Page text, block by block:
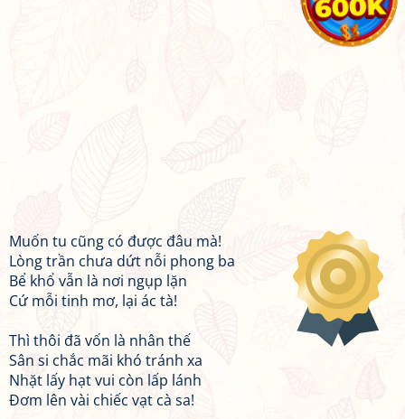
Muốn tu cũng có được đâu mà!
Lòng trần chưa dứt nỗi phong ba
Bể khổ vẫn là nơi ngụp lặn
Cứ mỗi tinh mơ, lại ác tà!
Thì thôi đã vốn là nhân thế
Sân si chắc mãi khó tránh xa
Nhặt lấy hạt vui còn lấp lánh
Đơm lên vài chiếc vạt cà sa!